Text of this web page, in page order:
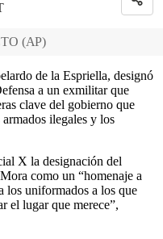
(AP)
de la Espriella, designó
a un exmilitar que
clave del gobierno que
ilegales y los
X la designación del
como un “homenaje a
los uniformados a los que
el lugar que merece”,